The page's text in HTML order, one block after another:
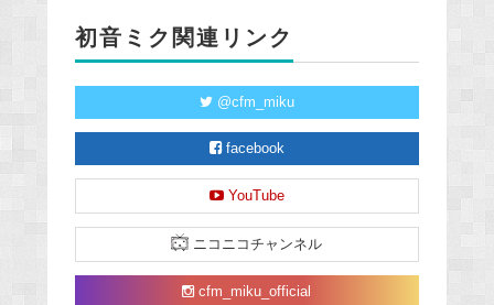
初音ミク関連リンク
@cfm_miku
facebook
YouTube
ニコニコチャンネル
cfm_miku_official